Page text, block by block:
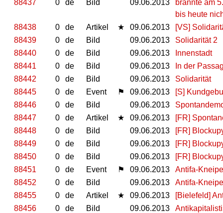
88437 0 de Bild 09.06.2013
brannte am
bis heute
88438
0 de Artikel ★ 09.06.2013
[VS]
88439
0 de Bild 09.06.2013
Solidarität 2
88440
0 de Bild 09.06.2013
Innenstadt
88441
0 de Bild 09.06.2013
In der
88442
0 de Bild 09.06.2013
Solidarität
88445
0 de Event ⚑ 09.06.2013
[S]
88446
0 de Bild 09.06.2013
88447
0 de Artikel ★ 09.06.2013
[FR]
88448
0 de Bild 09.06.2013
[FR]
88449
0 de Bild 09.06.2013
[FR]
88450
0 de Bild 09.06.2013
[FR]
88451
0 de Event ⚑ 09.06.2013
Antifa-
88452
0 de Bild 09.06.2013
Antifa-Kneipe
88455
0 de Artikel ★ 09.06.2013
[Bielefeld]
88456
0 de Bild 09.06.2013